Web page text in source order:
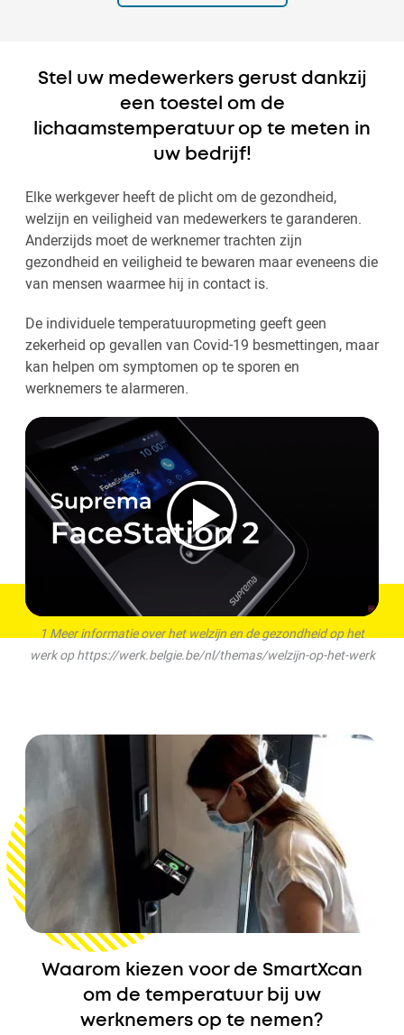
Stel uw medewerkers gerust dankzij
een toestel om de
lichaamstemperatuur op te meten in
uw bedrijf!
Elke werkgever heeft de plicht om de gezondheid,
welzijn en veiligheid van medewerkers te garanderen.
Anderzijds moet de werknemer trachten zijn
gezondheid en veiligheid te bewaren maar eveneens die
van mensen waarmee hij in contact is.
De individuele temperatuuropmeting geeft geen
zekerheid op gevallen van Covid-19 besmettingen, maar
kan helpen om symptomen op te sporen en
werknemers te alarmeren.
1 Meer informatie over het welzijn en de gezondheid op het
werk op https://werk.belgie.be/nl/themas/welzijn-op-het-werk
Waarom kiezen voor de SmartXcan
om de temperatuur bij uw
werknemers op te nemen?